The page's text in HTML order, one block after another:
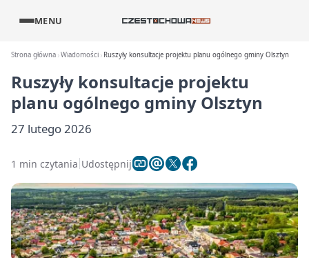
MENU
Strona główna Wiadomości Ruszyły konsultacje projektu planu ogólnego gminy Olsztyn
Ruszyły konsultacje projektu
planu ogólnego gminy Olsztyn
27 lutego 2026
1 min czytania Udostępnij